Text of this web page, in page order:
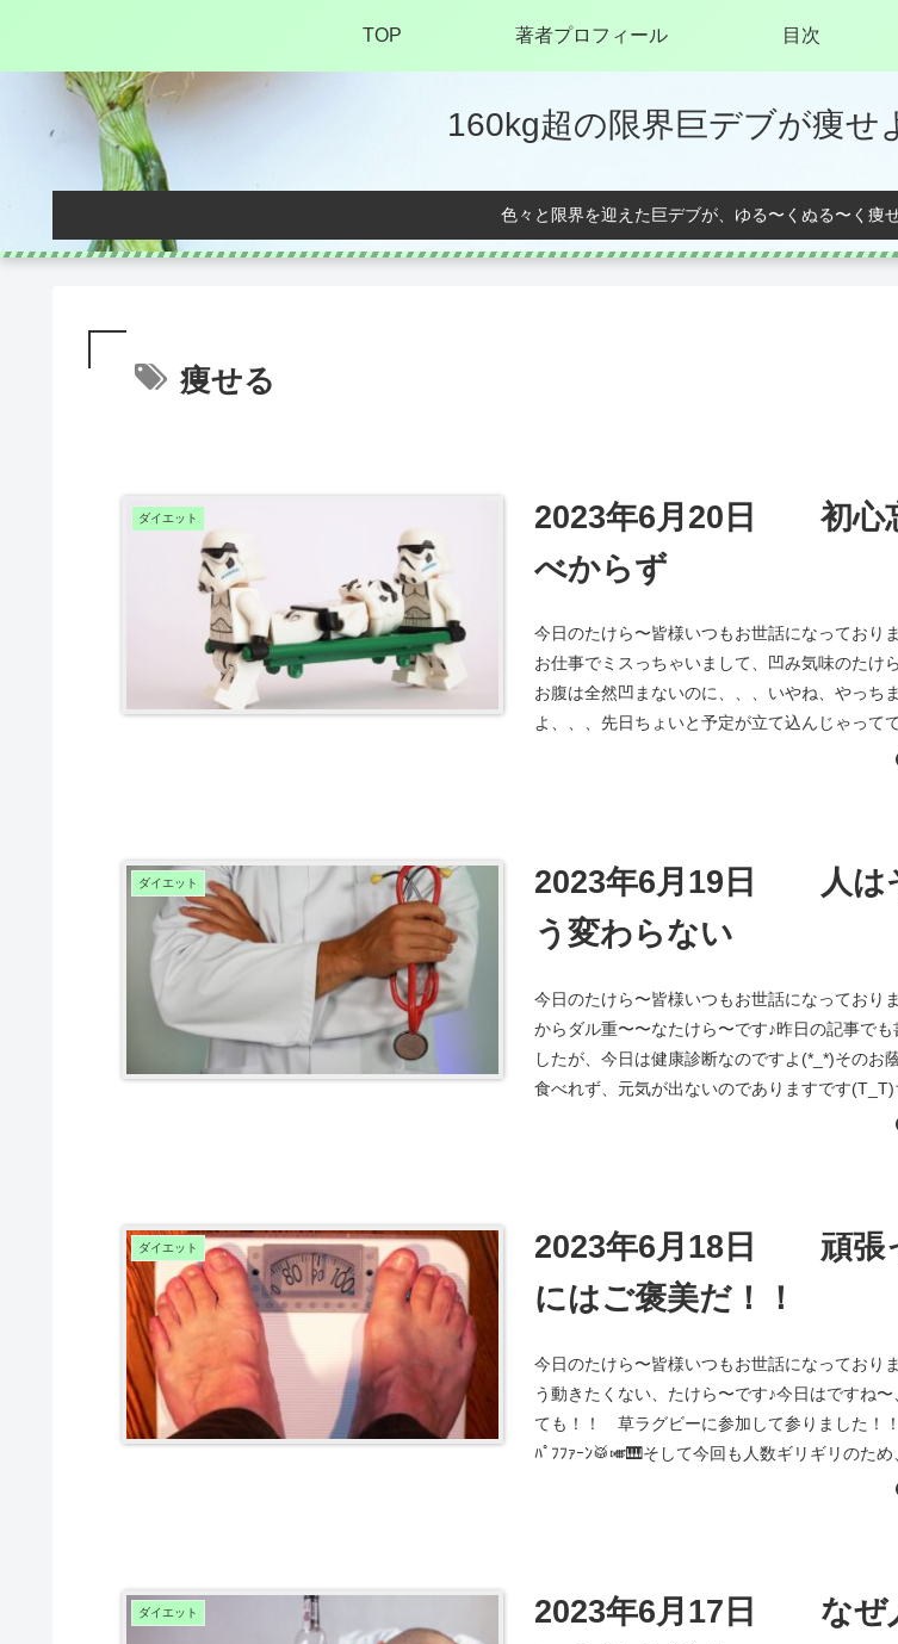
160kg超の限界巨デブが痩せ
色々と限界を迎えた巨デブが、ゆる〜くぬる〜く痩
TOP 著者プロフィール 目次
痩せる
ダイエット
2023年6月20日 初心
べからず
今日のたけら〜皆様いつもお世話になっており
お仕事でミスっちゃいまして、凹み気味のたけ
お腹は全然凹まないのに、、、いやね、やっち
よ、、、先日ちょいと予定が立て込んじゃって
ダイエット
2023年6月19日 人は
う変わらない
今日のたけら〜皆様いつもお世話になっており
からダル重〜〜なたけら〜です♪昨日の記事でも
したが、今日は健康診断なのですよ(*_*)そのお
食べれず、元気が出ないのでありますです(T_T)
ダイエット
2023年6月18日 頑張
にはご褒美だ！！
今日のたけら〜皆様いつもお世話になっており
う動きたくない、たけら〜です♪今日はですね〜
ても！！ 草ラグビーに参加して参りました！！
ﾊﾟﾌﾌｧｰﾝ🥁🎺🎹そして今回も人数ギリギリのため
ダイエット
2023年6月17日 なぜ